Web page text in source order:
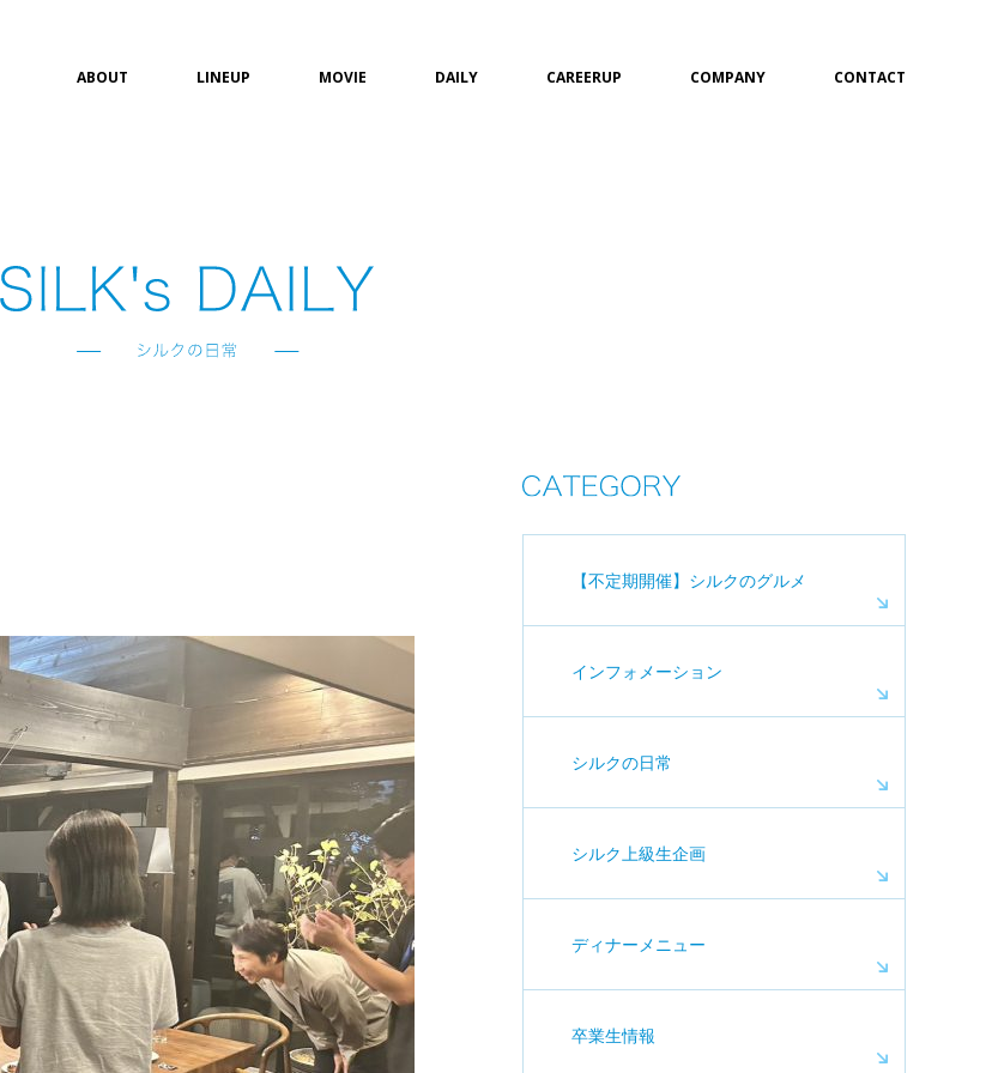
ABOUT LINEUP MOVIE DAILY CAREERUP COMPANY CONTACT
【不定期開催】シルクのグルメ
インフォメーション
シルクの日常
シルク上級生企画
ディナーメニュー
卒業生情報